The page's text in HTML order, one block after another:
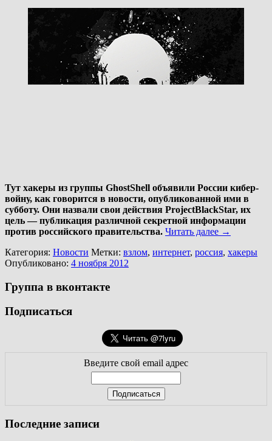
Тут хакеры из группы GhostShell объявили России кибер-
войну, как говорится в новости, опубликованной ими в
субботу. Они назвали свои действия ProjectBlackStar, их
цель — публикация различной секретной информации
против российского правительства. Читать далее →
Категория: Новости Метки: взлом, интернет, россия, хакеры
Опубликовано: 4 ноября 2012
Группа в вконтакте
Подписаться
Введите свой email адрес
Последние записи